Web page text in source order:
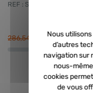
REF : STL-CHRA-040-156
286,54 €
Nous
d’autres
navigation sur
nous-
cookies
de vous